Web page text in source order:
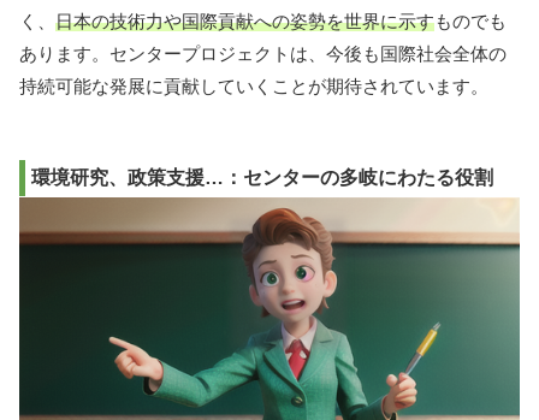
く、 日本の技術力や国際貢献への姿勢を世界に示すものでも
あります。センタープロジェクトは、今後も国際社会全体の
持続可能な発展に貢献していくことが期待されています。
環境研究、政策支援…：センターの多岐にわたる役割